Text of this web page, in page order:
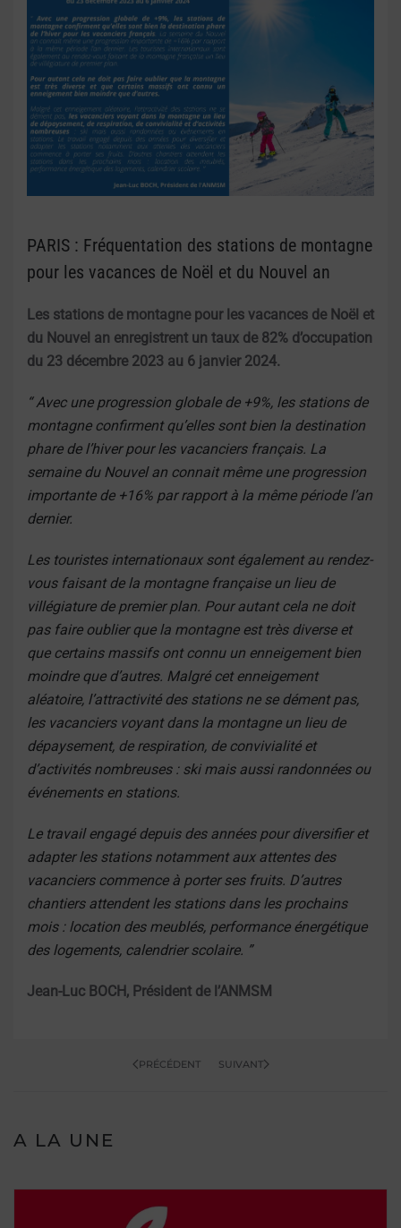
PARIS : Fréquentation des stations de montagne
pour les vacances de Noël et du Nouvel an
Les stations de montagne pour les vacances de Noël et
du Nouvel an enregistrent un taux de 82% d’occupation
du 23 décembre 2023 au 6 janvier 2024.
“ Avec une progression globale de +9%, les stations de
montagne confirment qu’elles sont bien la destination
phare de l’hiver pour les vacanciers français. La
semaine du Nouvel an connait même une progression
importante de +16% par rapport à la même période l’an
dernier.
Les touristes internationaux sont également au rendez-
vous faisant de la montagne française un lieu de
villégiature de premier plan. Pour autant cela ne doit
pas faire oublier que la montagne est très diverse et
que certains massifs ont connu un enneigement bien
moindre que d’autres. Malgré cet enneigement
aléatoire, l’attractivité des stations ne se dément pas,
les vacanciers voyant dans la montagne un lieu de
dépaysement, de respiration, de convivialité et
d’activités nombreuses : ski mais aussi randonnées ou
événements en stations.
Le travail engagé depuis des années pour diversifier et
adapter les stations notamment aux attentes des
vacanciers commence à porter ses fruits. D’autres
chantiers attendent les stations dans les prochains
mois : location des meublés, performance énergétique
des logements, calendrier scolaire. ”
Jean-Luc BOCH, Président de l’ANMSM
PRÉCÉDENT SUIVANT
A LA UNE